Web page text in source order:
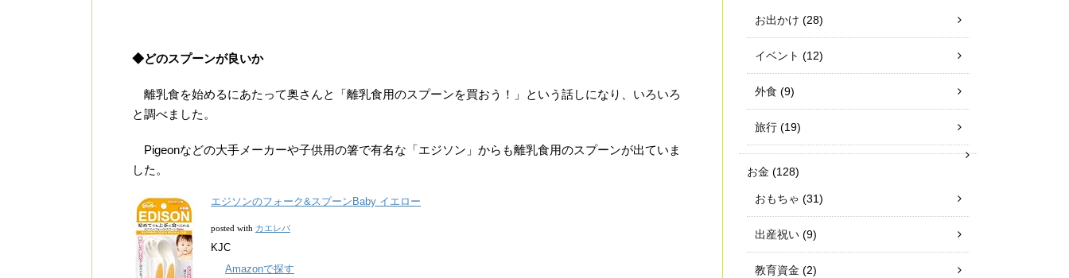
◆どのスプーンが良いか
離乳食を始めるにあたって奥さんと「離乳食用のスプーンを買おう！」という話しになり、いろいろ
と調べました。
Pigeonなどの大手メーカーや子供用の箸で有名な「エジソン」からも離乳食用のスプーンが出ていま
した。
エジソンのフォーク&スプーンBaby イエロー
posted with カエレバ
KJC
Amazonで探す
お出かけ (28)
イベント (12)
外食 (9)
旅行 (19)
お金 (128)
おもちゃ (31)
出産祝い (9)
教育資金 (2)